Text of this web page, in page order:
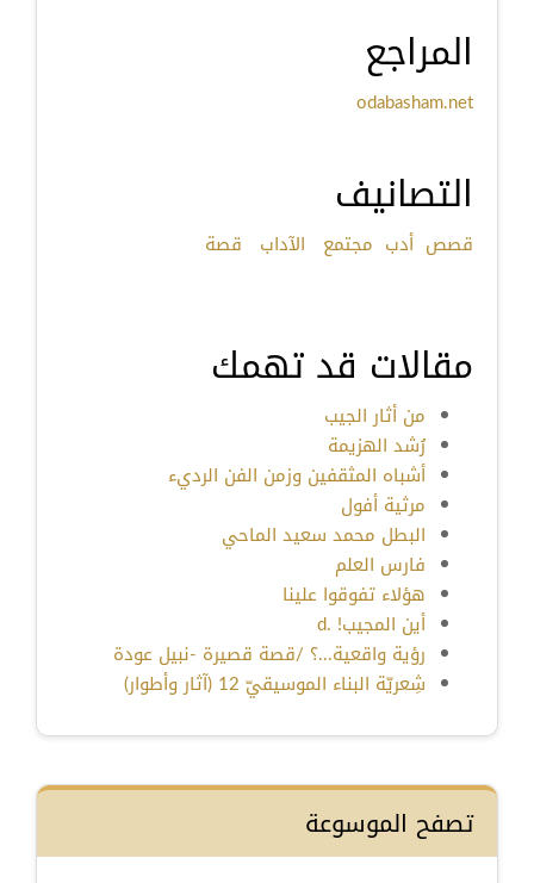
المراجع
odabasham.net
التصانيف
قصص أدب مجتمع الآداب قصة
مقالات قد تهمك
من أثار الجيب
رُشد الهزيمة
أشباه المثقفين وزمن الفن الرديء
مرثية أفول
البطل محمد سعيد الماحي
فارس العلم
هؤلاء تفوقوا علينا
أين المجيب! .d
رؤية واقعية...؟ /قصة قصيرة -نبيل عودة
شِعريّة البناء الموسيقيّ 12 (آثار وأطوار)
تصفح الموسوعة